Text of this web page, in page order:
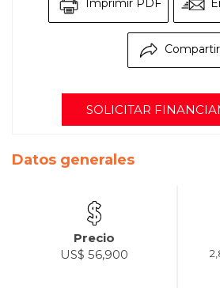
Imprimir PDF
Compartir
SOLICITAR
Datos generales
Precio
US$ 56,900